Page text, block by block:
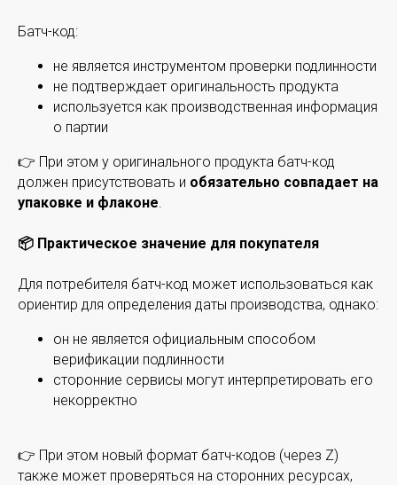
Батч-код:
не является инструментом проверки подлинности
не подтверждает оригинальность продукта
используется как производственная информация
о партии
👉 При этом у оригинального продукта батч-код
должен присутствовать и обязательно совпадает на
упаковке и флаконе
📦 Практическое значение для покупателя
Для потребителя батч-код может использоваться как
ориентир для определения даты производства, однако:
он не является официальным способом
верификации подлинности
сторонние сервисы могут интерпретировать его
некорректно
👉 При этом новый формат батч-кодов (через Z)
также может проверяться на сторонних ресурсах,